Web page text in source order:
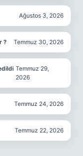
Ağustos 3, 2026
? Temmuz 30, 2026
Temmuz 29,
2026
Temmuz 24, 2026
Temmuz 22, 2026